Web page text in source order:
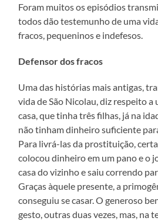
Foram muitos os episódios
todos dão testemunho de uma
fracos, pequeninos e indefesos.
Defensor dos fracos
Uma das histórias mais antigas,
vida de São Nicolau, diz respeito a
casa, que tinha três filhas, já na
não tinham dinheiro suficiente
Para livrá-las da prostituição,
colocou dinheiro em um pano e o
casa do vizinho e saiu correndo
Graças àquele presente, a
conseguiu se casar. O generoso
gesto, outras duas vezes, mas, na